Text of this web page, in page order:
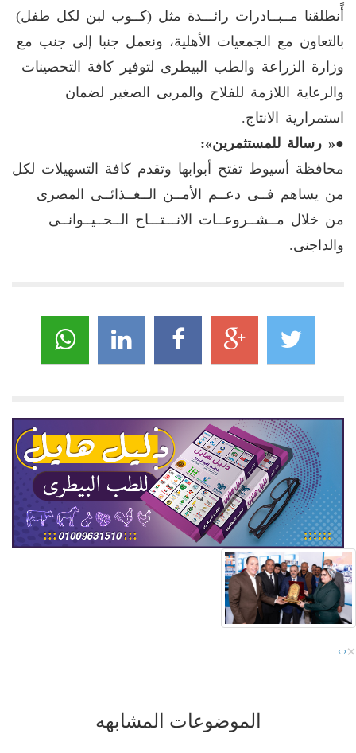
أًنطلقنا مــبــادرات رائـــدة مثل (كــوب لبن لكل طفل)
بالتعاون مع الجمعيات الأهلية، ونعمل جنبا إلى جنب مع
وزارة الزراعة والطب البيطرى لتوفير كافة التحصينات
والرعاية اللازمة للفلاح والمربى الصغير لضمان
استمرارية الانتاج.
●« رسالة للمستثمرين»:
محافظة أسيوط تفتح أبوابها وتقدم كافة التسهيلات لكل
من يساهم فــى دعــم الأمــن الــغــذائــى المصرى
من خلال مــشــروعــات الانـــتـــاج الــحــيــوانــى
والداجنى.
‹
› ×
الموضوعات المشابهه